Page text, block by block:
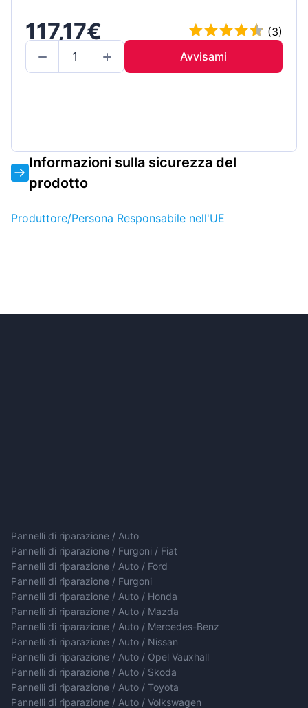
117,17€
(3)
Avvisami
Informazioni sulla sicurezza del
prodotto
Produttore/Persona Responsabile nell'UE
Pannelli di riparazione / Auto
Pannelli di riparazione / Furgoni / Fiat
Pannelli di riparazione / Auto / Ford
Pannelli di riparazione / Furgoni
Pannelli di riparazione / Auto / Honda
Pannelli di riparazione / Auto / Mazda
Pannelli di riparazione / Auto / Mercedes-Benz
Pannelli di riparazione / Auto / Nissan
Pannelli di riparazione / Auto / Opel Vauxhall
Pannelli di riparazione / Auto / Skoda
Pannelli di riparazione / Auto / Toyota
Pannelli di riparazione / Auto / Volkswagen